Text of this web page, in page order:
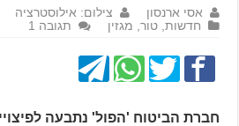
אסי ארנסון צילום: אילוסטרציה
חדשות ,טור מגזין תגובה 1
חברת הביטוח 'הפול' נתבעה